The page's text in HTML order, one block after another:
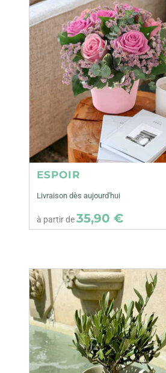
ESPOIR
Livraison dès aujourd'hui
à partir de35,90 €